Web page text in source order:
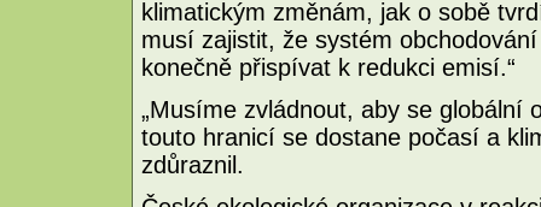
klimatickým změnám, jak o sobě
musí zajistit, že systém
konečně přispívat k redukci emisí.“
„Musíme zvládnout, aby se globální
touto hranicí se dostane počasí a
zdůraznil.